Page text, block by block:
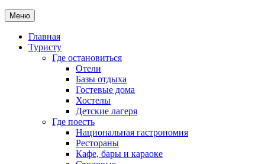
Меню
Главная
Туристу
Где остановиться
Отели
Базы отдыха
Гостевые дома
Хостелы
Детские лагеря
Где поесть
Национальная гастрономия
Рестораны
Кафе, бары и караоке